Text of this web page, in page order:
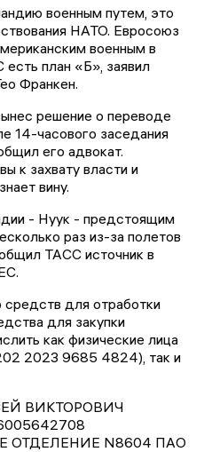
военным путем, это
НАТО. Евросоюз
военным в
есть план «Б», заявил
Франкен.
решение о переводе
14-часового заседания
его адвокат.
к захвату власти и
вину.
- Нуук - предстоящим
раз из-за полетов
ТАСС источник в
для отработки
для закупки
как физические лица
2023 9685 4824), так и
ВИКТОРОВИЧ
ОТДЕЛЕНИЕ N8604 ПАО